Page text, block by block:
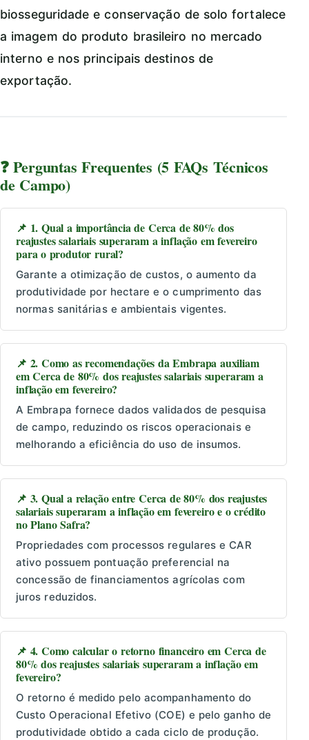
biosseguridade e conservação de solo fortalece
a imagem do produto brasileiro no mercado
interno e nos principais destinos de
exportação.
❓ Perguntas Frequentes (5 FAQs Técnicos
de Campo)
📌 1. Qual a importância de Cerca de 80% dos
reajustes salariais superaram a inflação em fevereiro
para o produtor rural?
Garante a otimização de custos, o aumento da
produtividade por hectare e o cumprimento das
normas sanitárias e ambientais vigentes.
📌 2. Como as recomendações da Embrapa auxiliam
em Cerca de 80% dos reajustes salariais superaram a
inflação em fevereiro?
A Embrapa fornece dados validados de pesquisa
de campo, reduzindo os riscos operacionais e
melhorando a eficiência do uso de insumos.
📌 3. Qual a relação entre Cerca de 80% dos reajustes
salariais superaram a inflação em fevereiro e o crédito
no Plano Safra?
Propriedades com processos regulares e CAR
ativo possuem pontuação preferencial na
concessão de financiamentos agrícolas com
juros reduzidos.
📌 4. Como calcular o retorno financeiro em Cerca de
80% dos reajustes salariais superaram a inflação em
fevereiro?
O retorno é medido pelo acompanhamento do
Custo Operacional Efetivo (COE) e pelo ganho de
produtividade obtido a cada ciclo de produção.